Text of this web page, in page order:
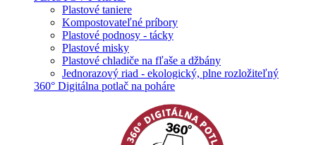
Plastové taniere
Kompostovateľné príbory
Plastové podnosy - tácky
Plastové misky
Plastové chladiče na fľaše a džbány
Jednorazový riad - ekologický, plne rozložiteľný
360° Digitálna potlač na poháre